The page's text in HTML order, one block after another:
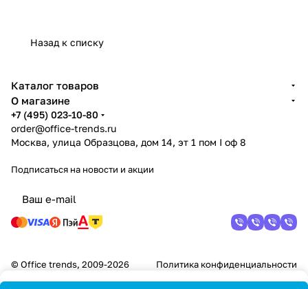
Назад к списку
Каталог товаров
О магазине
+7 (495) 023-10-80
order@office-trends.ru
Москва, улица Образцова, дом 14, эт 1 пом I оф 8
Подписаться на новости и акции
© Office trends, 2009-2026 Политика конфиденциальности